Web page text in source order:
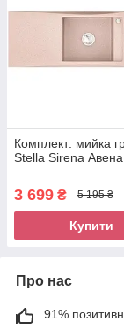
Комплект: мийка
Stella Sirena
3 699 ₴ 5 195 ₴
Купити
Про нас
91%